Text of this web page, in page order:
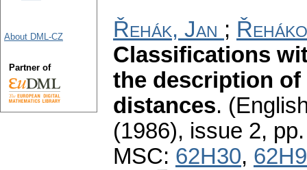
Řehák, Jan ;
Classifications
the description
distances.
(1986), issue 2,
MSC: 62H30,
About DML-CZ
Partner of